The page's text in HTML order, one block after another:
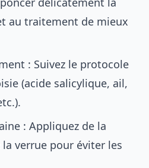
au traitement de mieux
: Suivez le protocole
(acide salicylique, ail,
: Appliquez de la
verrue pour éviter les